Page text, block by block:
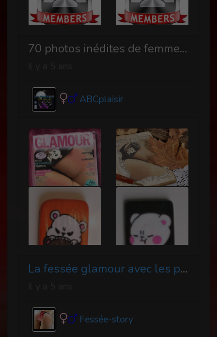
70 photos inédites de femmes fessées
ABCplaisir
La fessée glamour avec les paddle Saku d'ABCplaisir
Fessée-story